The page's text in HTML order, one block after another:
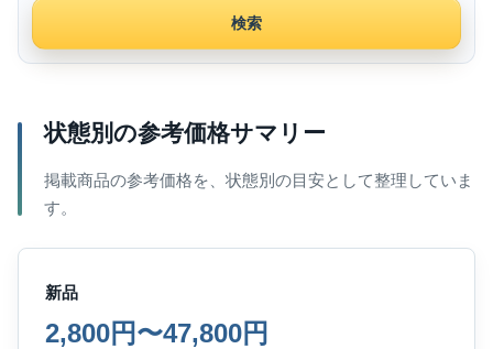
検索
状態別の参考価格サマリー
掲載商品の参考価格を、状態別の目安として整理していま
す。
新品
2,800円〜47,800円